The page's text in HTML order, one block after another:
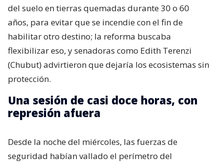
del suelo en tierras quemadas durante 30 o 60
años, para evitar que se incendie con el fin de
habilitar otro destino; la reforma buscaba
flexibilizar eso, y senadoras como Edith Terenzi
(Chubut) advirtieron que dejaría los ecosistemas sin
protección.
Una sesión de casi doce horas, con
represión afuera
Desde la noche del miércoles, las fuerzas de
seguridad habían vallado el perímetro del